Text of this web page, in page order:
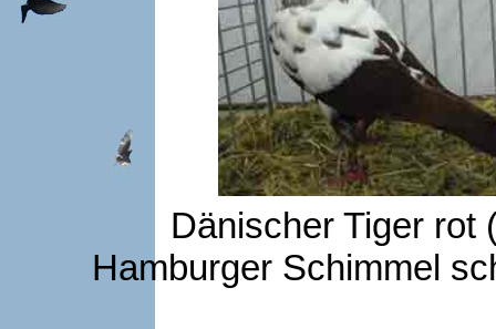
Dänischer Tiger rot
Hamburger Schimmel